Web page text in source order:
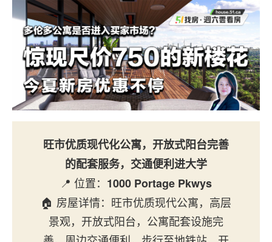
旺市优质现代化公寓，开放式阳台完善
的配套服务，交通便利进大学
📍 位置： 1000 Portage Pkwys
🏠 房屋详情：旺市优质现代公寓，高层
景观，开放式阳台，公寓配套设施完